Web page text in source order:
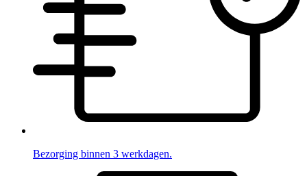
Bezorging binnen 3 werkdagen.